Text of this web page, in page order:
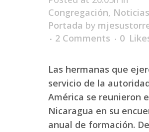
Congregación, Noticias
Portada by
2 Comments
0
Las hermanas que
servicio de la
América se reunieron
Nicaragua en su
anual de formación.